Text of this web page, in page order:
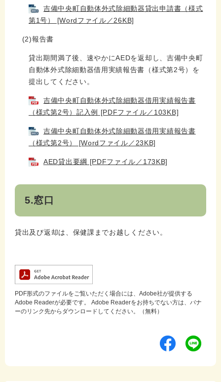
吉備中央町自動体外式除細動器貸出申請書（様式
第1号） [Wordファイル／26KB]
(2)報告書
貸出期間満了後、速やかにAEDを返却し、吉備中央町
自動体外式除細動器借用実績報告書（様式第2号）を
提出してください。
吉備中央町自動体外式除細動器借用実績報告書
（様式第2号）記入例 [PDFファイル／103KB]
吉備中央町自動体外式除細動器借用実績報告書
（様式第2号） [Wordファイル／23KB]
AED貸出要綱 [PDFファイル／173KB]
5.窓口
貸出及び返却は、保健課までお越しください。
PDF形式のファイルをご覧いただく場合には、Adobe社が提供する
Adobe Readerが必要です。
Adobe Readerをお持ちでない方は、バナ
ーのリンク先からダウンロードしてください。（無料）